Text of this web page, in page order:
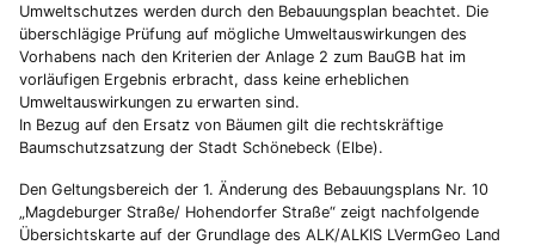
Umweltschutzes werden durch den Bebauungsplan beachtet. Die
überschlägige Prüfung auf mögliche Umweltauswirkungen des
Vorhabens nach den Kriterien der Anlage 2 zum BauGB hat im
vorläufigen Ergebnis erbracht, dass keine erheblichen
Umweltauswirkungen zu erwarten sind.
In Bezug auf den Ersatz von Bäumen gilt die rechtskräftige
Baumschutzsatzung der Stadt Schönebeck (Elbe).
Den Geltungsbereich der 1. Änderung des Bebauungsplans Nr. 10
„Magdeburger Straße/ Hohendorfer Straße“ zeigt nachfolgende
Übersichtskarte auf der Grundlage des ALK/ALKIS LVermGeo Land